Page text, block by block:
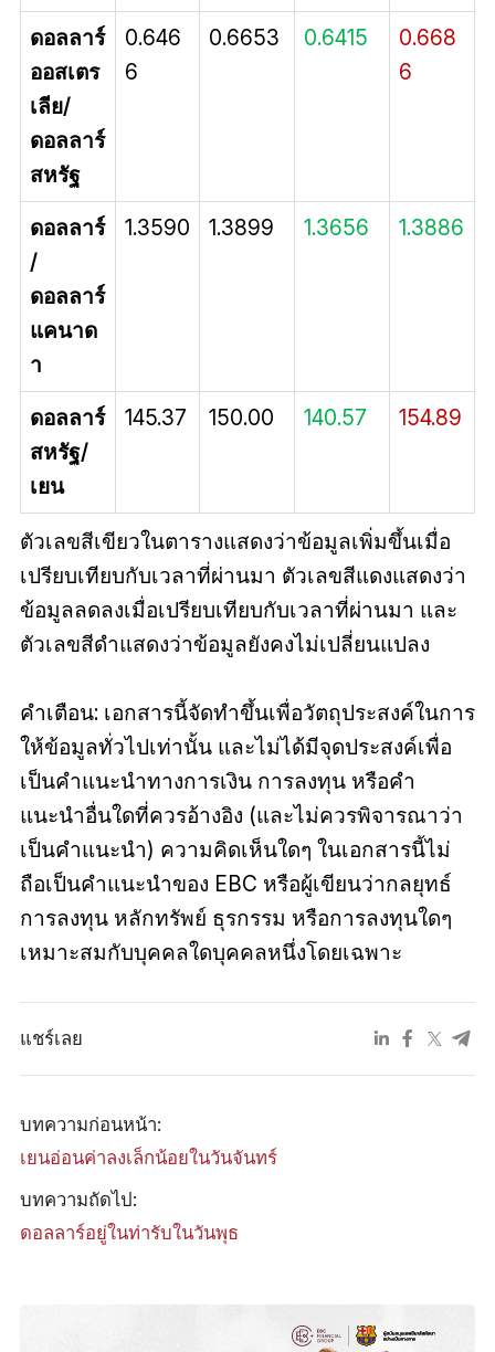
ดอลลาร์
ออสเตร
เลีย/
ดอลลาร์
สหรัฐ
0.646
6
0.6653 0.6415
0.668
6
ดอลลาร์
/
ดอลลาร์
แคนาด
า
1.3590 1.3899 1.3656 1.3886
ดอลลาร์
สหรัฐ/
เยน
145.37 150.00 140.57 154.89
ตัวเลขสีเขียวในตารางแสดงว่าข้อมูลเพิ่มขึ้นเมื่อ
เปรียบเทียบกับเวลาที่ผ่านมา ตัวเลขสีแดงแสดงว่า
ข้อมูลลดลงเมื่อเปรียบเทียบกับเวลาที่ผ่านมา และ
ตัวเลขสีดำแสดงว่าข้อมูลยังคงไม่เปลี่ยนแปลง
คำเตือน: เอกสารนี้จัดทำขึ้นเพื่อวัตถุประสงค์ในการ
ให้ข้อมูลทั่วไปเท่านั้น และไม่ได้มีจุดประสงค์เพื่อ
เป็นคำแนะนำทางการเงิน การลงทุน หรือคำ
แนะนำอื่นใดที่ควรอ้างอิง (และไม่ควรพิจารณาว่า
เป็นคำแนะนำ) ความคิดเห็นใดๆ ในเอกสารนี้ไม่
ถือเป็นคำแนะนำของ EBC หรือผู้เขียนว่ากลยุทธ์
การลงทุน หลักทรัพย์ ธุรกรรม หรือการลงทุนใดๆ
เหมาะสมกับบุคคลใดบุคคลหนึ่งโดยเฉพาะ
แชร์เลย
บทความก่อนหน้า:
เยนอ่อนค่าลงเล็กน้อยในวันจันทร์
บทความถัดไป:
ดอลลาร์อยู่ในท่ารับในวันพุธ